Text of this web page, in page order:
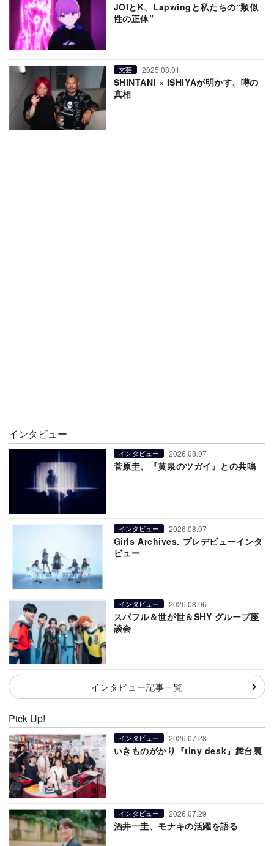
JOIとK、Lapwingと私たちの“類似
性の正体”
文芸 2025.08.01
SHINTANI × ISHIYAが明かす、噂の
真相
インタビュー
インタビュー 2026.08.07
菅原圭、『黄泉のツガイ』との共鳴
インタビュー 2026.08.07
Girls Archives. プレデビューインタ
ビュー
インタビュー 2026.08.06
スパフル＆世が世＆SHY グループ座
談会
インタビュー記事一覧
Pick Up!
インタビュー 2026.07.28
いきものがかり『tiny desk』舞台裏
インタビュー 2026.07.29
酒井一圭、モナキの活躍を語る